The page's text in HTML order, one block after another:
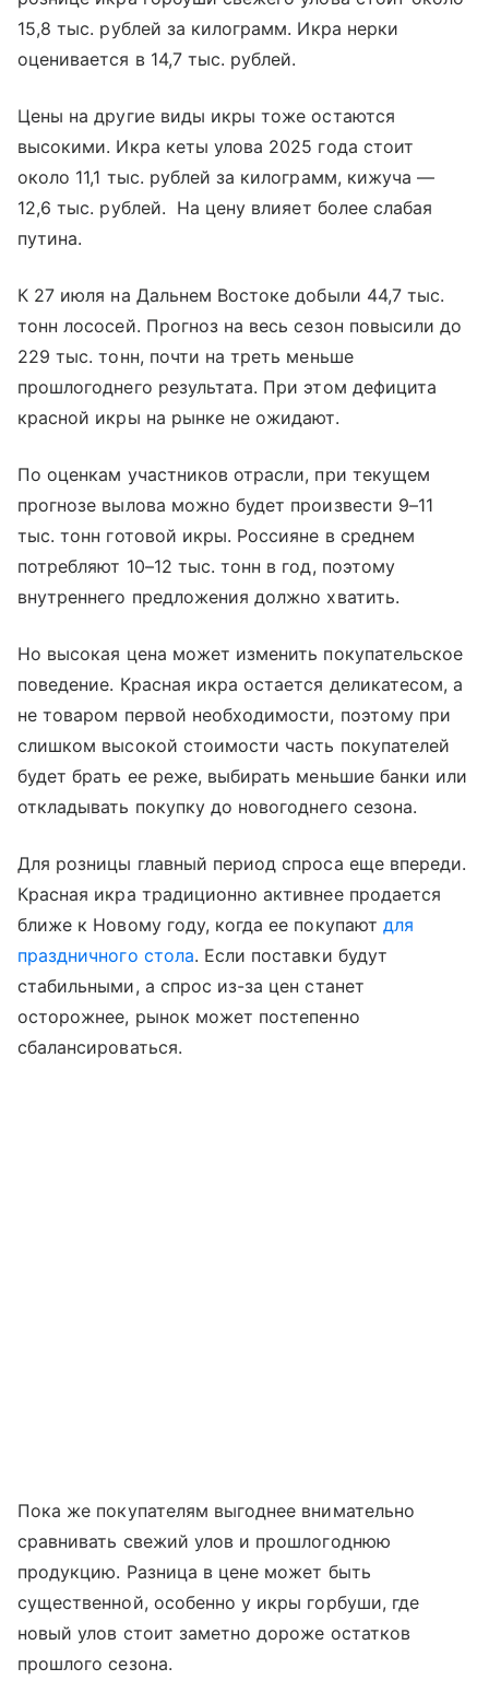
15,8 тыс. рублей за килограмм. Икра нерки
оценивается в 14,7 тыс. рублей.
Цены на другие виды икры тоже остаются
высокими. Икра кеты улова 2025 года стоит
около 11,1 тыс. рублей за килограмм, кижуча —
12,6 тыс. рублей. На цену влияет более слабая
путина.
К 27 июля на Дальнем Востоке добыли 44,7 тыс.
тонн лососей. Прогноз на весь сезон повысили до
229 тыс. тонн, почти на треть меньше
прошлогоднего результата. При этом дефицита
красной икры на рынке не ожидают.
По оценкам участников отрасли, при текущем
прогнозе вылова можно будет произвести 9–11
тыс. тонн готовой икры. Россияне в среднем
потребляют 10–12 тыс. тонн в год, поэтому
внутреннего предложения должно хватить.
Но высокая цена может изменить покупательское
поведение. Красная икра остается деликатесом, а
не товаром первой необходимости, поэтому при
слишком высокой стоимости часть покупателей
будет брать ее реже, выбирать меньшие банки или
откладывать покупку до новогоднего сезона.
Для розницы главный период спроса еще впереди.
Красная икра традиционно активнее продается
ближе к Новому году, когда ее покупают для
праздничного стола. Если поставки будут
стабильными, а спрос из-за цен станет
осторожнее, рынок может постепенно
сбалансироваться.
Пока же покупателям выгоднее внимательно
сравнивать свежий улов и прошлогоднюю
продукцию. Разница в цене может быть
существенной, особенно у икры горбуши, где
новый улов стоит заметно дороже остатков
прошлого сезона.